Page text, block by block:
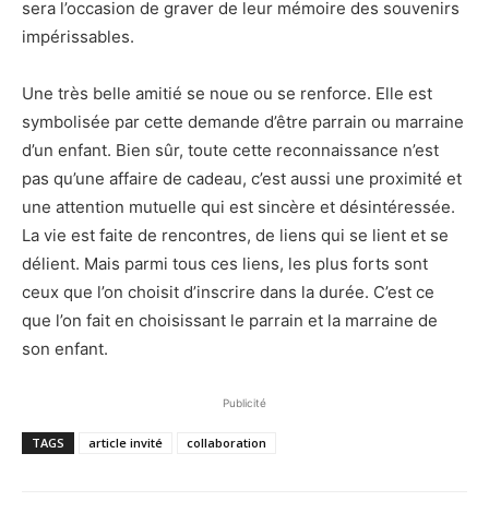
sera l’occasion de graver de leur mémoire des souvenirs
impérissables.
Une très belle amitié se noue ou se renforce. Elle est
symbolisée par cette demande d’être parrain ou marraine
d’un enfant. Bien sûr, toute cette reconnaissance n’est
pas qu’une affaire de cadeau, c’est aussi une proximité et
une attention mutuelle qui est sincère et désintéressée.
La vie est faite de rencontres, de liens qui se lient et se
délient. Mais parmi tous ces liens, les plus forts sont
ceux que l’on choisit d’inscrire dans la durée. C’est ce
que l’on fait en choisissant le parrain et la marraine de
son enfant.
Publicité
TAGS article invité collaboration